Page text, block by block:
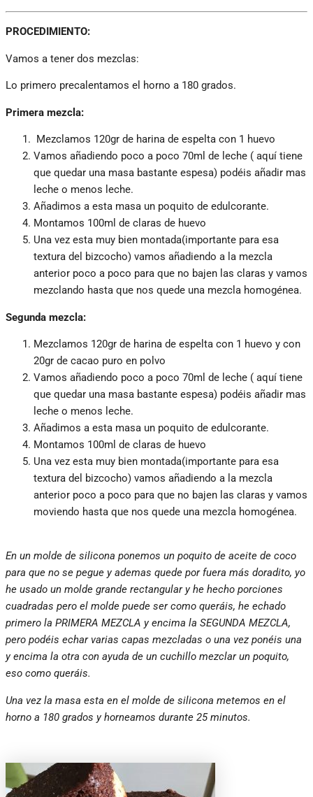
PROCEDIMIENTO:
Vamos a tener dos mezclas:
Lo primero precalentamos el horno a 180 grados.
Primera mezcla:
Mezclamos 120gr de harina de espelta con 1 huevo
Vamos añadiendo poco a poco 70ml de leche ( aquí tiene
que quedar una masa bastante espesa) podéis añadir mas
leche o menos leche.
Añadimos a esta masa un poquito de edulcorante.
Montamos 100ml de claras de huevo
Una vez esta muy bien montada(importante para esa
textura del bizcocho) vamos añadiendo a la mezcla
anterior poco a poco para que no bajen las claras y vamos
mezclando hasta que nos quede una mezcla homogénea.
Segunda mezcla:
Mezclamos 120gr de harina de espelta con 1 huevo y con
20gr de cacao puro en polvo
Vamos añadiendo poco a poco 70ml de leche ( aquí tiene
que quedar una masa bastante espesa) podéis añadir mas
leche o menos leche.
Añadimos a esta masa un poquito de edulcorante.
Montamos 100ml de claras de huevo
Una vez esta muy bien montada(importante para esa
textura del bizcocho) vamos añadiendo a la mezcla
anterior poco a poco para que no bajen las claras y vamos
moviendo hasta que nos quede una mezcla homogénea.
En un molde de silicona ponemos un poquito de aceite de coco
para que no se pegue y ademas quede por fuera más doradito, yo
he usado un molde grande rectangular y he hecho porciones
cuadradas pero el molde puede ser como queráis, he echado
primero la PRIMERA MEZCLA y encima la SEGUNDA MEZCLA,
pero podéis echar varias capas mezcladas o una vez ponéis una
y encima la otra con ayuda de un cuchillo mezclar un poquito,
eso como queráis.
Una vez la masa esta en el molde de silicona metemos en el
horno a 180 grados y horneamos durante 25 minutos.